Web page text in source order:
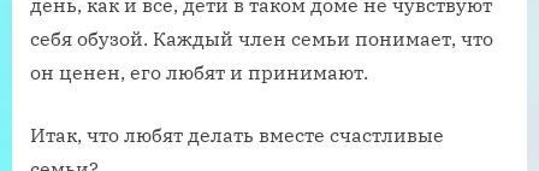
себя обузой. Каждый член семьи понимает, что
он ценен, его любят и принимают.
Итак, что любят делать вместе счастливые